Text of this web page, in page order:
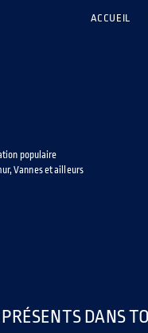
ACCUEIL
populaire
Vannes et ailleurs
PRÉSENTS DANS